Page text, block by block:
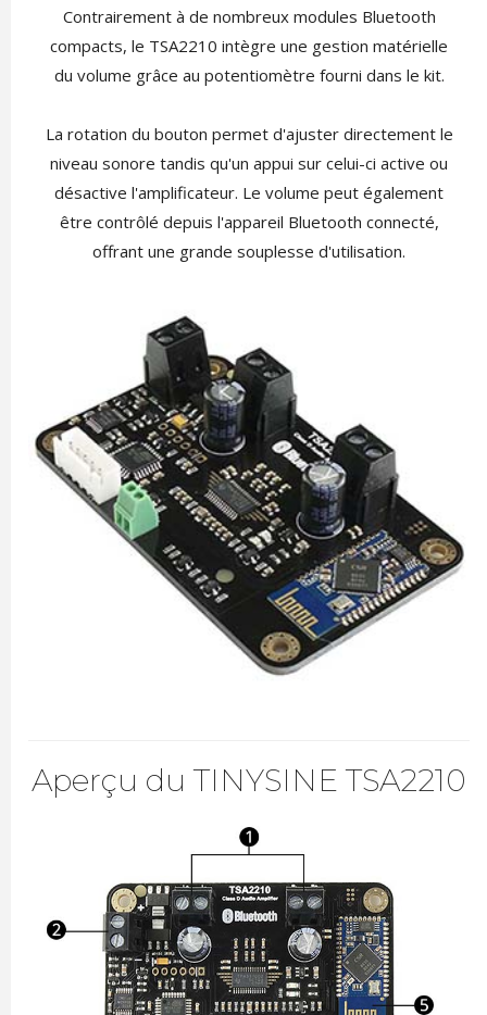
Contrairement à de nombreux modules Bluetooth
compacts, le TSA2210 intègre une gestion matérielle
du volume grâce au potentiomètre fourni dans le kit.
La rotation du bouton permet d'ajuster directement le
niveau sonore tandis qu'un appui sur celui-ci active ou
désactive l'amplificateur. Le volume peut également
être contrôlé depuis l'appareil Bluetooth connecté,
offrant une grande souplesse d'utilisation.
Aperçu du TINYSINE TSA2210